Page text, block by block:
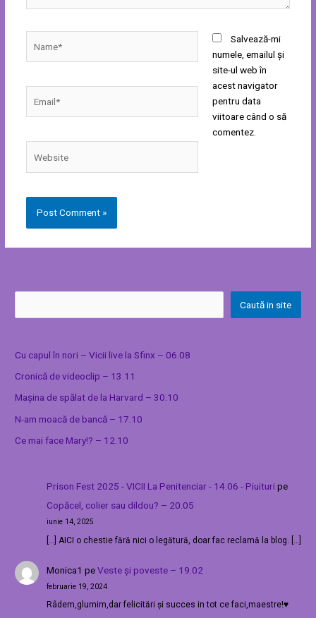
Salvează-mi
numele, emailul și
site-ul web în
acest navigator
pentru data
viitoare când o să
comentez.
Caută in site
Cu capul în nori – Vicii live la Sfinx – 06.08
Cronică de videoclip – 13.11
Mașina de spălat de la Harvard – 30.10
N-am moacă de bancă – 17.10
Ce mai face Mary!? – 12.10
Prison Fest 2025 - VICII La Penitenciar - 14.06 - Piuituripe
Copăcel, colier sau dildou? – 20.05
iunie 14, 2025
[…] AICI o chestie fără nici o legătură, doar fac reclamă la blog. […]
Monica1 peVeste și poveste – 19.02
februarie 19, 2024
Râdem,glumim,dar felicitări și succes in tot ce faci,maestre!♥️